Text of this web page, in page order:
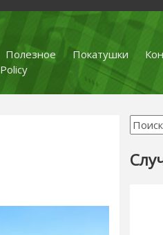
Полезное Покатушки
Policy